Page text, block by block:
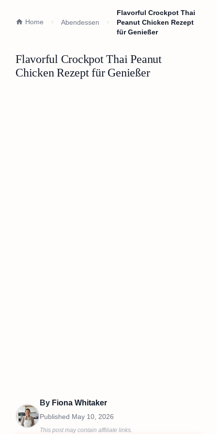
Home Abendessen
Flavorful Crockpot Thai
Peanut Chicken Rezept
für Genießer
Flavorful Crockpot Thai Peanut
Chicken Rezept für Genießer
By Fiona Whitaker
Published May 10, 2026
This post may contain affiliate links.